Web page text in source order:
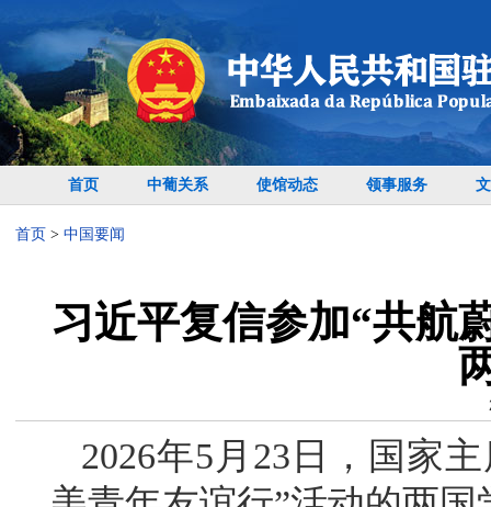
首页 中葡关系 使馆动态 领事服务
首页 > 中国要闻
习近平复信参加“共航
2026年5月23日，国家